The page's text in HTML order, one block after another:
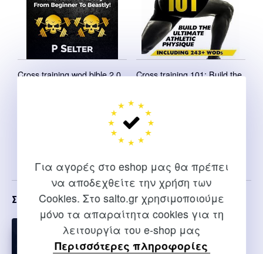
Για αγορές στο eshop μας θα πρέπει
να αποδεχθείτε την χρήση των
Cookies. Στο salto.gr χρησιμοποιούμε
μόνο τα απαραίτητα cookies για τη
λειτουργία του e-shop μας
Περισσότερες πληροφορίες
Cross training wod bible 2.0
14,00 €.
τρέχουσα
είναι:
12,00 €.
Cross training 101: Build the
12,00
was:
12,00 €.
τιμή
είναι:
10,00 €.
Σχετικα